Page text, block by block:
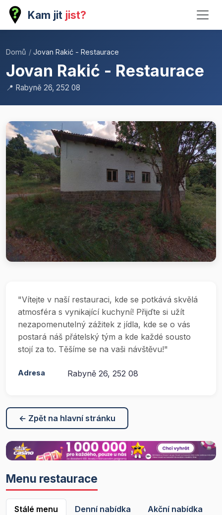
Kam jit jist?
Domů / Jovan Rakić - Restaurace
Jovan Rakić - Restaurace
📍 Rabyně 26, 252 08
"Vítejte v naší restauraci, kde se potkává skvělá
atmosféra s vynikající kuchyní! Přijďte si užít
nezapomenutelný zážitek z jídla, kde se o vás
postará náš přátelský tým a kde každé sousto
stojí za to. Těšíme se na vaši návštěvu!"
Adresa Rabyně 26, 252 08
← Zpět na hlavní stránku
Menu restaurace
Stálé menu Denní nabídka Akční nabídka